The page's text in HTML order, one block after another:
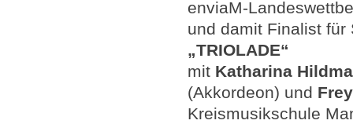
enviaM-
und damit Finalist
„TRIOLADE“
mit Katharina
(Akkordeon) und
Kreismusikschule